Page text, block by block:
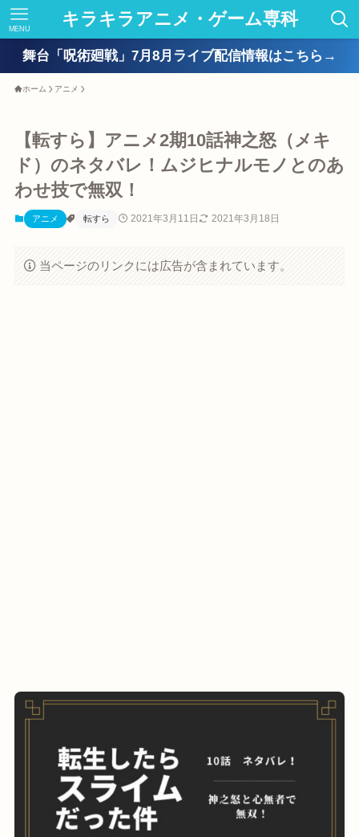
キラキラアニメ・ゲーム専科
MENU
舞台「呪術廻戦」7月8月ライブ配信情報はこちら→
ホーム アニメ
【転すら】アニメ2期10話神之怒（メキ
ド）のネタバレ！ムジヒナルモノとのあ
わせ技で無双！
アニメ 転すら 2021年3月11日 2021年3月18日
当ページのリンクには広告が含まれています。